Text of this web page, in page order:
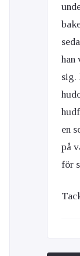
han
sig.
en
på
för